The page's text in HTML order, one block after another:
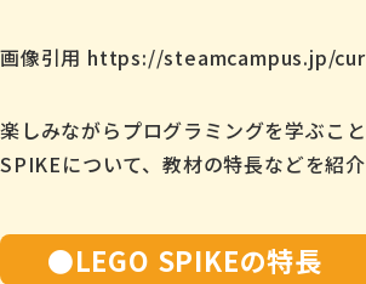
画像引用 https://steamcampus.jp/
楽しみながらプログラミングを学ぶこ
SPIKEについて、教材の特長などを紹介
●LEGO SPIKEの特長